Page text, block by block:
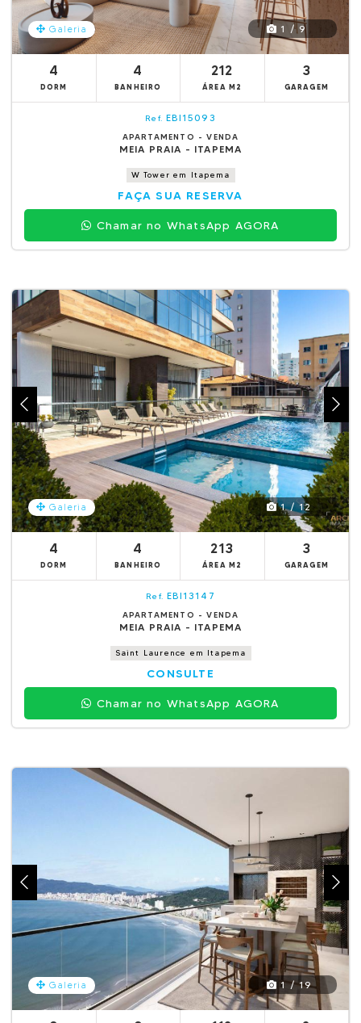
Galeria 1 / 9
4
DORM
4
BANHEIRO
212
ÁREA M2
3
GARAGEM
Ref. EBI15093
APARTAMENTO - VENDA
MEIA PRAIA - ITAPEMA
W Tower em Itapema
FAÇA SUA RESERVA
Chamar no WhatsApp AGORA
Galeria 1 / 12
4
DORM
4
BANHEIRO
213
ÁREA M2
3
GARAGEM
Ref. EBI13147
APARTAMENTO - VENDA
MEIA PRAIA - ITAPEMA
Saint Laurence em Itapema
CONSULTE
Chamar no WhatsApp AGORA
Galeria 1 / 19